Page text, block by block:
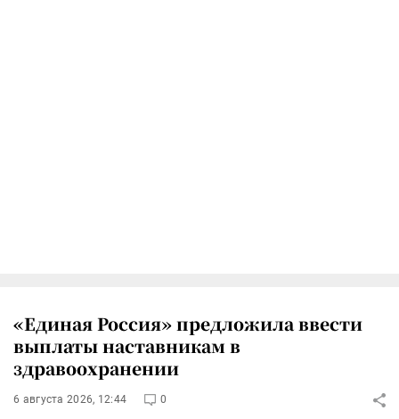
«Единая Россия» предложила ввести
выплаты наставникам в
здравоохранении
6 августа 2026, 12:44 0